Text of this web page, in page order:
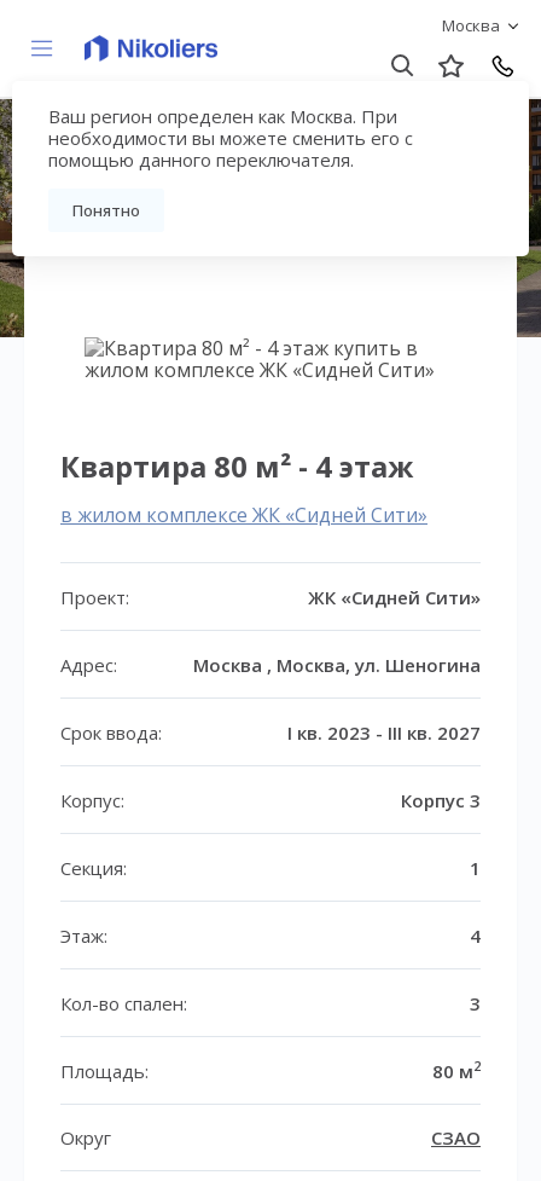
Москва
Ваш регион определен как Москва. При
необходимости вы можете сменить его с
помощью данного переключателя.
Понятно
ЖК «Сидней Сити»
Вернуться на страницу жилого комплекса
Квартира 80 м² - 4 этаж
в жилом комплексе ЖК «Сидней Сити»
Проект: ЖК «Сидней Сити»
Адрес: Москва , Москва, ул. Шеногина
Срок ввода: I кв. 2023 - III кв. 2027
Корпус: Корпус 3
Секция: 1
Этаж: 4
Кол-во спален: 3
Площадь: 80 м2
Округ СЗАО